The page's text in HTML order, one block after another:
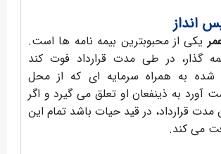
انداز
یکی از محبوبترین بیمه نامه ها است.
گذار، در طی مدت قرارداد فوت کند
شده به همراه سرمایه ای که از محل
آورد به ذینفعان او تعلق می گیرد و اگر
قرارداد، در قید حیات باشد تمام این
می کند.